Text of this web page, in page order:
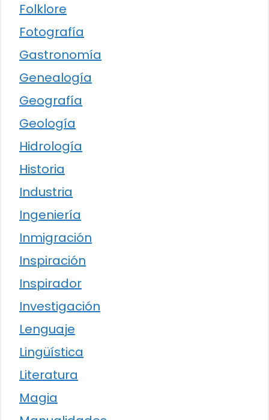
Folklore
Fotografía
Gastronomía
Genealogía
Geografía
Geología
Hidrología
Historia
Industria
Ingeniería
Inmigración
Inspiración
Inspirador
Investigación
Lenguaje
Lingüística
Literatura
Magia